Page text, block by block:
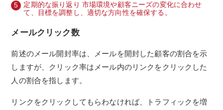
定期的な振り返り 市場環境や顧客ニーズの変化に合わせ
て、目標を調整し、適切な方向性を確保する。
メールクリック数
前述のメール開封率は、メールを開封した顧客の割合を示
しますが、クリック率はメール内のリンクをクリックした
人の割合を指します。
リンクをクリックしてもらわなければ、トラフィックを増